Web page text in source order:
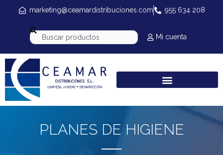
marketing@ceamardistribuciones.com 955 634 208
Mi cuenta
PLANES DE HIGIENE